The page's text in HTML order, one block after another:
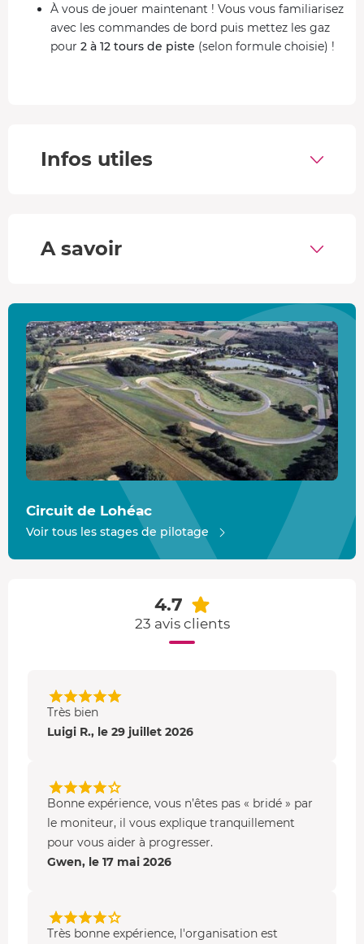
À vous de jouer maintenant ! Vous vous familiarisez
avec les commandes de bord puis mettez les gaz
pour 2 à 12 tours de piste (selon formule choisie) !
Vous repartez avec votre diplôme personnalisé.
fendent l'air et permettent au véhicule de rester plaquée
Circuit de Lohéac
C'est le circuit école par excellence avec une piste longue
de2,35 kmet large de 9 m. Chicanes, courbes rapides et
virages en tout genre vous attendent en Ille-et-Vilaine.
Infos utiles
A savoir
Circuit de Lohéac
Voir tous les stages de pilotage
4.7
23 avis clients
Très bien
Luigi R., le 29 juillet 2026
Bonne expérience, vous n’êtes pas « bridé » par
le moniteur, il vous explique tranquillement
pour vous aider à progresser.
Gwen, le 17 mai 2026
Très bonne expérience, l'organisation est